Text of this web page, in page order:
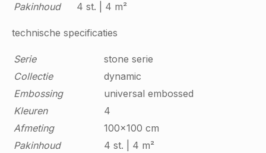
Pakinhoud
4 st. | 4 m²
technische specificaties
Serie
stone serie
Collectie
dynamic
Embossing
universal embossed
Kleuren
4
Afmeting
100x100 cm
Pakinhoud
4 st. | 4 m²